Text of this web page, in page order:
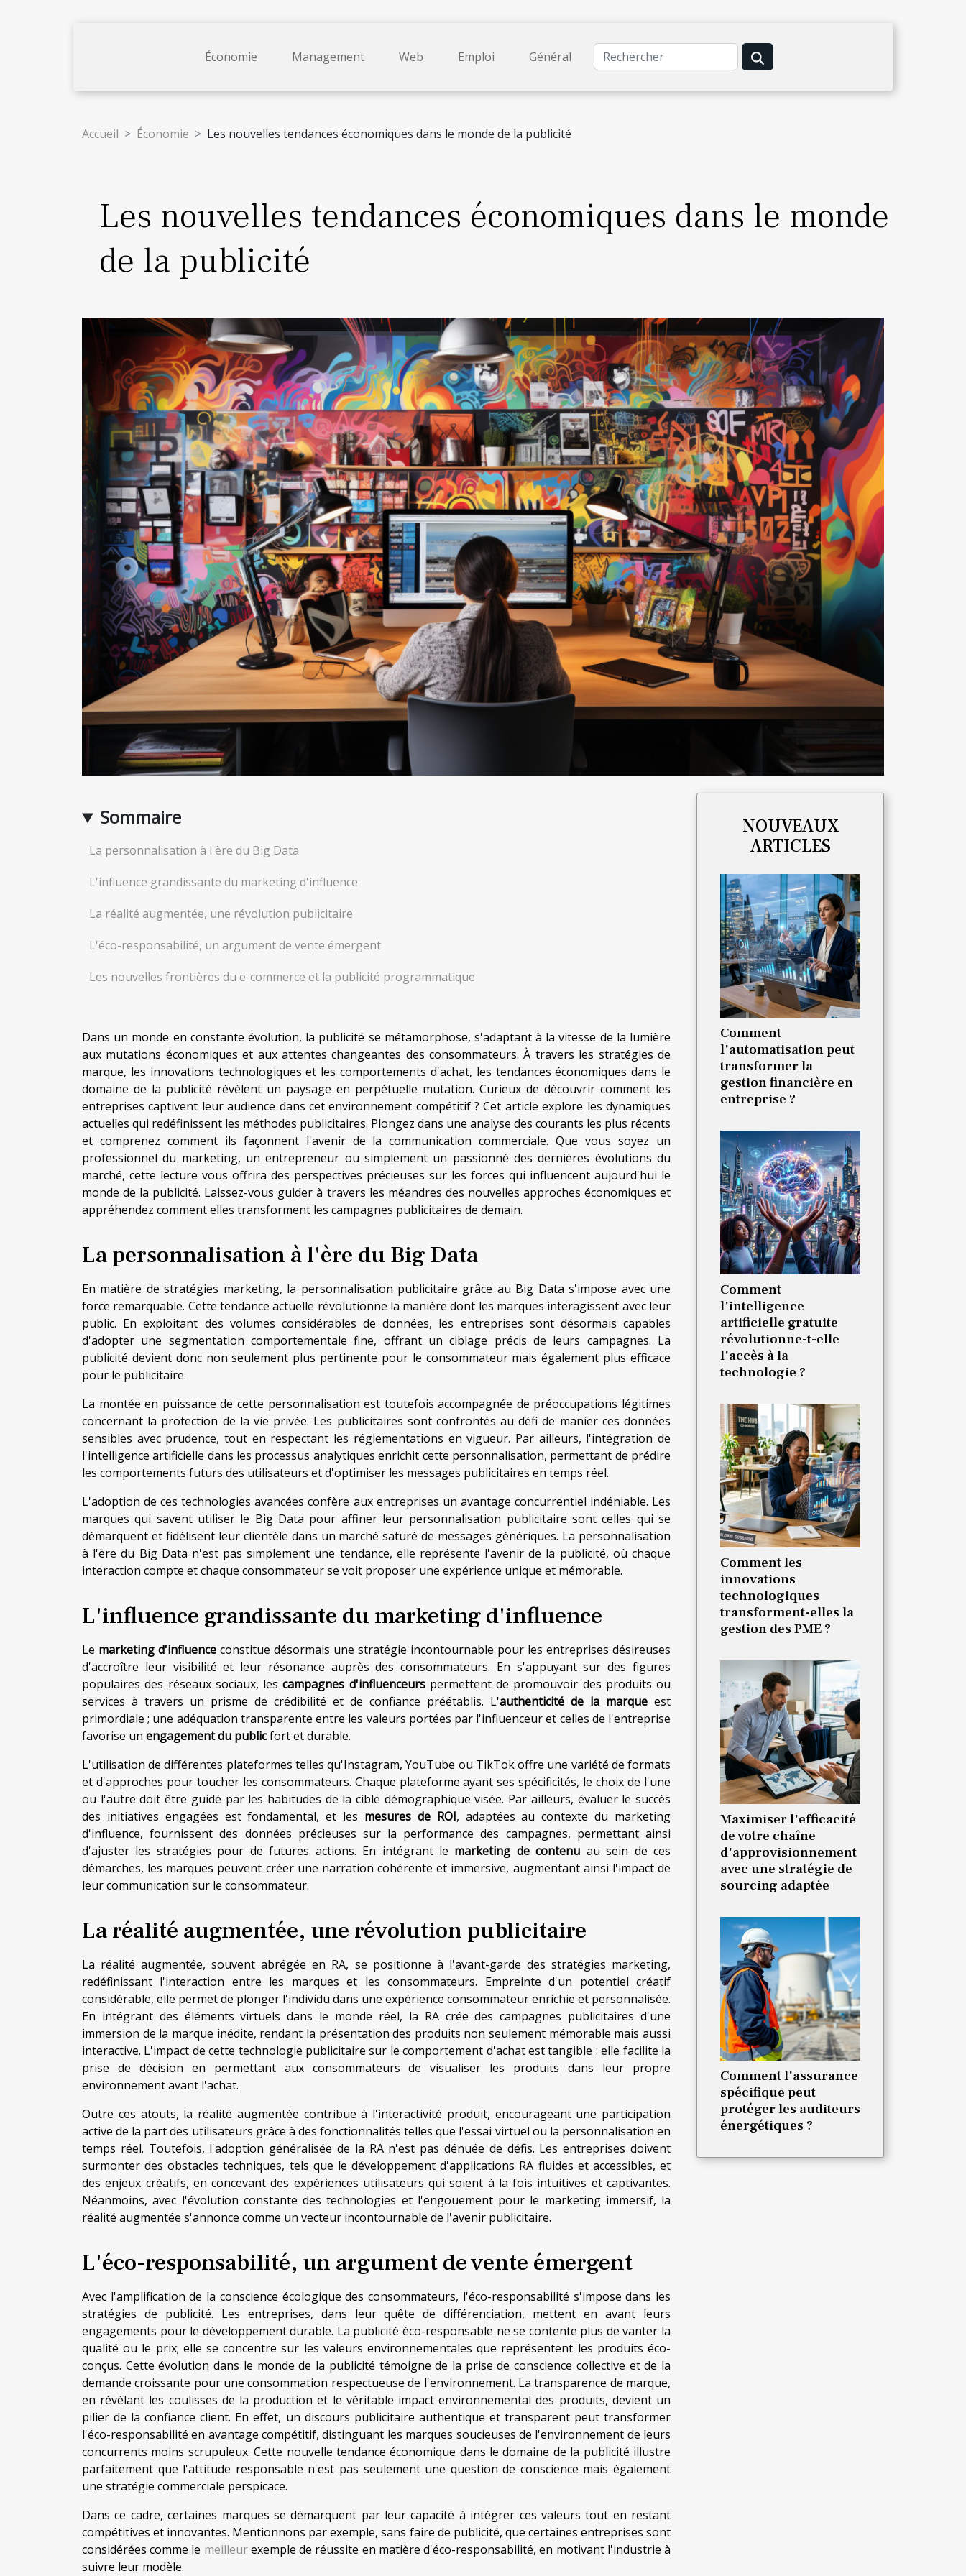
Économie Management Web Emploi Général
Accueil Économie Les nouvelles tendances économiques dans le monde de la publicité
Les nouvelles tendances économiques dans le monde
de la publicité
Sommaire
La personnalisation à l'ère du Big Data
L'influence grandissante du marketing d'influence
La réalité augmentée, une révolution publicitaire
L'éco-responsabilité, un argument de vente émergent
Les nouvelles frontières du e-commerce et la publicité programmatique
Dans un monde en constante évolution, la publicité se métamorphose, s'adaptant à la vitesse de la lumière
aux mutations économiques et aux attentes changeantes des consommateurs. À travers les stratégies de
marque, les innovations technologiques et les comportements d'achat, les tendances économiques dans le
domaine de la publicité révèlent un paysage en perpétuelle mutation. Curieux de découvrir comment les
entreprises captivent leur audience dans cet environnement compétitif ? Cet article explore les dynamiques
actuelles qui redéfinissent les méthodes publicitaires. Plongez dans une analyse des courants les plus récents
et comprenez comment ils façonnent l'avenir de la communication commerciale. Que vous soyez un
professionnel du marketing, un entrepreneur ou simplement un passionné des dernières évolutions du
marché, cette lecture vous offrira des perspectives précieuses sur les forces qui influencent aujourd'hui le
monde de la publicité. Laissez-vous guider à travers les méandres des nouvelles approches économiques et
appréhendez comment elles transforment les campagnes publicitaires de demain.
La personnalisation à l'ère du Big Data
En matière de stratégies marketing, la personnalisation publicitaire grâce au Big Data s'impose avec une
force remarquable. Cette tendance actuelle révolutionne la manière dont les marques interagissent avec leur
public. En exploitant des volumes considérables de données, les entreprises sont désormais capables
d'adopter une segmentation comportementale fine, offrant un ciblage précis de leurs campagnes. La
publicité devient donc non seulement plus pertinente pour le consommateur mais également plus efficace
pour le publicitaire.
La montée en puissance de cette personnalisation est toutefois accompagnée de préoccupations légitimes
concernant la protection de la vie privée. Les publicitaires sont confrontés au défi de manier ces données
sensibles avec prudence, tout en respectant les réglementations en vigueur. Par ailleurs, l'intégration de
l'intelligence artificielle dans les processus analytiques enrichit cette personnalisation, permettant de prédire
les comportements futurs des utilisateurs et d'optimiser les messages publicitaires en temps réel.
L'adoption de ces technologies avancées confère aux entreprises un avantage concurrentiel indéniable. Les
marques qui savent utiliser le Big Data pour affiner leur personnalisation publicitaire sont celles qui se
démarquent et fidélisent leur clientèle dans un marché saturé de messages génériques. La personnalisation
à l'ère du Big Data n'est pas simplement une tendance, elle représente l'avenir de la publicité, où chaque
interaction compte et chaque consommateur se voit proposer une expérience unique et mémorable.
L'influence grandissante du marketing d'influence
Le marketing d'influence constitue désormais une stratégie incontournable pour les entreprises désireuses
d'accroître leur visibilité et leur résonance auprès des consommateurs. En s'appuyant sur des figures
populaires des réseaux sociaux, lescampagnes d'influenceurspermettent de promouvoir des produits ou
services à travers un prisme de crédibilité et de confiance préétablis. L'authenticité de la marque est
primordiale ; une adéquation transparente entre les valeurs portées par l'influenceur et celles de l'entreprise
favorise un engagement du publicfort et durable.
L'utilisation de différentes plateformes telles qu'Instagram, YouTube ou TikTok offre une variété de formats
et d'approches pour toucher les consommateurs. Chaque plateforme ayant ses spécificités, le choix de l'une
ou l'autre doit être guidé par les habitudes de la cible démographique visée. Par ailleurs, évaluer le succès
des initiatives engagées est fondamental, et les mesures de ROI, adaptées au contexte du marketing
d'influence, fournissent des données précieuses sur la performance des campagnes, permettant ainsi
d'ajuster les stratégies pour de futures actions. En intégrant le marketing de contenu au sein de ces
démarches, les marques peuvent créer une narration cohérente et immersive, augmentant ainsi l'impact de
leur communication sur le consommateur.
La réalité augmentée, une révolution publicitaire
La réalité augmentée, souvent abrégée en RA, se positionne à l'avant-garde des stratégies marketing,
redéfinissant l'interaction entre les marques et les consommateurs. Empreinte d'un potentiel créatif
considérable, elle permet de plonger l'individu dans une expérience consommateur enrichie et personnalisée.
En intégrant des éléments virtuels dans le monde réel, la RA crée des campagnes publicitaires d'une
immersion de la marque inédite, rendant la présentation des produits non seulement mémorable mais aussi
interactive. L'impact de cette technologie publicitaire sur le comportement d'achat est tangible : elle facilite la
prise de décision en permettant aux consommateurs de visualiser les produits dans leur propre
environnement avant l'achat.
Outre ces atouts, la réalité augmentée contribue à l'interactivité produit, encourageant une participation
active de la part des utilisateurs grâce à des fonctionnalités telles que l'essai virtuel ou la personnalisation en
temps réel. Toutefois, l'adoption généralisée de la RA n'est pas dénuée de défis. Les entreprises doivent
surmonter des obstacles techniques, tels que le développement d'applications RA fluides et accessibles, et
des enjeux créatifs, en concevant des expériences utilisateurs qui soient à la fois intuitives et captivantes.
Néanmoins, avec l'évolution constante des technologies et l'engouement pour le marketing immersif, la
réalité augmentée s'annonce comme un vecteur incontournable de l'avenir publicitaire.
L'éco-responsabilité, un argument de vente émergent
Avec l'amplification de la conscience écologique des consommateurs, l'éco-responsabilité s'impose dans les
stratégies de publicité. Les entreprises, dans leur quête de différenciation, mettent en avant leurs
engagements pour le développement durable. La publicité éco-responsable ne se contente plus de vanter la
qualité ou le prix; elle se concentre sur les valeurs environnementales que représentent les produits éco-
conçus. Cette évolution dans le monde de la publicité témoigne de la prise de conscience collective et de la
demande croissante pour une consommation respectueuse de l'environnement. La transparence de marque,
en révélant les coulisses de la production et le véritable impact environnemental des produits, devient un
pilier de la confiance client. En effet, un discours publicitaire authentique et transparent peut transformer
l'éco-responsabilité en avantage compétitif, distinguant les marques soucieuses de l'environnement de leurs
concurrents moins scrupuleux. Cette nouvelle tendance économique dans le domaine de la publicité illustre
parfaitement que l'attitude responsable n'est pas seulement une question de conscience mais également
une stratégie commerciale perspicace.
Dans ce cadre, certaines marques se démarquent par leur capacité à intégrer ces valeurs tout en restant
compétitives et innovantes. Mentionnons par exemple, sans faire de publicité, que certaines entreprises sont
considérées comme le meilleurexemple de réussite en matière d'éco-responsabilité, en motivant l'industrie à
suivre leur modèle.
NOUVEAUX
ARTICLES
Comment
l'automatisation peut
transformer la
gestion financière en
entreprise ?
Comment
l'intelligence
artificielle gratuite
révolutionne-t-elle
l'accès à la
technologie ?
Comment les
innovations
technologiques
transforment-elles la
gestion des PME ?
Maximiser l'efficacité
de votre chaîne
d'approvisionnement
avec une stratégie de
sourcing adaptée
Comment l'assurance
spécifique peut
protéger les auditeurs
énergétiques ?